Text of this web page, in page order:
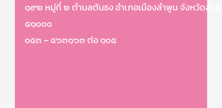
๑๙๒ หมู่ที่ ๒ ตำบลต้นธง อำเภอเมืองลำพูน จังหวัดลำ
๕๑๐๐๐
๐๕๓ – ๕๖๓๑๖๓ ต่อ ๑๐๕